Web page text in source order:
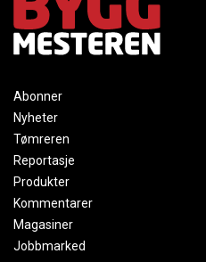
Abonner
Nyheter
Tømreren
Reportasje
Produkter
Kommentarer
Magasiner
Jobbmarked